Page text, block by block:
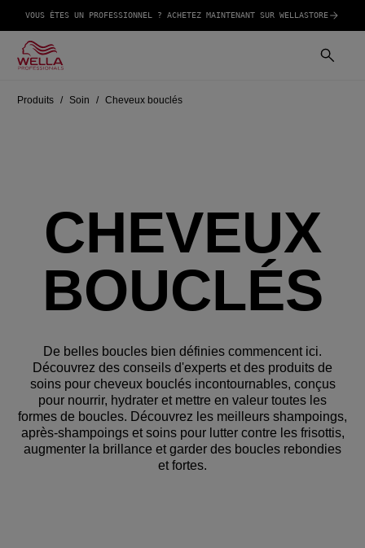
VOUS ÊTES UN PROFESSIONNEL ? ACHETEZ MAINTENANT SUR WELLASTORE
Produits Soin Cheveux bouclés
CHEVEUX
BOUCLÉS
De belles boucles bien définies commencent ici.
Découvrez des conseils d'experts et des produits de
soins pour cheveux bouclés incontournables, conçus
pour nourrir, hydrater et mettre en valeur toutes les
formes de boucles. Découvrez les meilleurs shampoings,
après-shampoings et soins pour lutter contre les frisottis,
augmenter la brillance et garder des boucles rebondies
et fortes.